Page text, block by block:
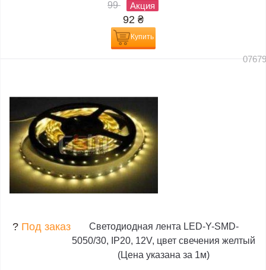
99 Акция
92 ₴
Купить
? Под заказ
Светодиодная лента LED-Y-SMD-
5050/30, IP20, 12V, цвет свечения желтый
(Цена указана за 1м)